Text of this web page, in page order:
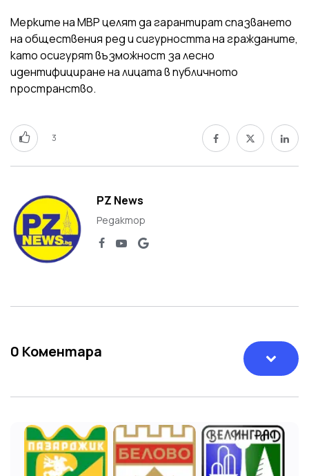
Мерките на МВР целят да гарантират спазването
на обществения ред и сигурността на гражданите,
като осигурят възможност за лесно
идентифициране на лицата в публичното
пространство.
3
PZ News
Редактор
0 Коментара